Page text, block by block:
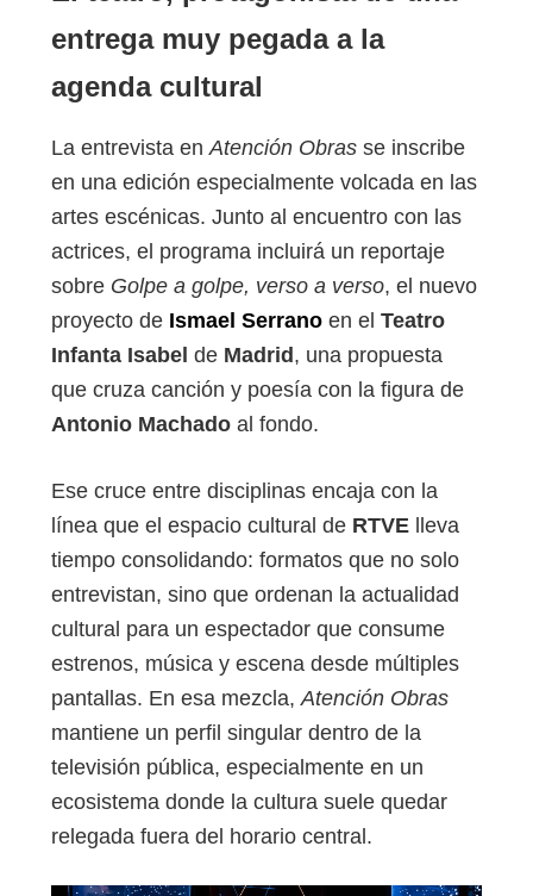
entrega muy pegada a la
agenda cultural
La entrevista enAtención Obras se inscribe
en una edición especialmente volcada en las
artes escénicas. Junto al encuentro con las
actrices, el programa incluirá un reportaje
sobre Golpe a golpe, verso a verso, el nuevo
proyecto de Ismael Serrano en el Teatro
Infanta Isabel de Madrid , una propuesta
que cruza canción y poesía con la figura de
Antonio Machado al fondo.
Ese cruce entre disciplinas encaja con la
línea que el espacio cultural de RTVE lleva
tiempo consolidando: formatos que no solo
entrevistan, sino que ordenan la actualidad
cultural para un espectador que consume
estrenos, música y escena desde múltiples
pantallas. En esa mezcla, Atención Obras
mantiene un perfil singular dentro de la
televisión pública, especialmente en un
ecosistema donde la cultura suele quedar
relegada fuera del horario central.